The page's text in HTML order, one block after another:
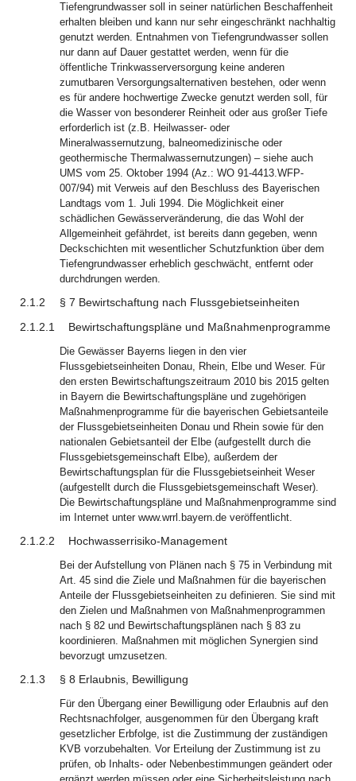
Tiefengrundwasser soll in seiner natürlichen Beschaffenheit
erhalten bleiben und kann nur sehr eingeschränkt nachhaltig
genutzt werden. Entnahmen von Tiefengrundwasser sollen
nur dann auf Dauer gestattet werden, wenn für die
öffentliche Trinkwasserversorgung keine anderen
zumutbaren Versorgungsalternativen bestehen, oder wenn
es für andere hochwertige Zwecke genutzt werden soll, für
die Wasser von besonderer Reinheit oder aus großer Tiefe
erforderlich ist (z.B. Heilwasser- oder
Mineralwassernutzung, balneomedizinische oder
geothermische Thermalwassernutzungen) – siehe auch
UMS vom 25. Oktober 1994 (Az.: WO 91-4413.WFP-
007/94) mit Verweis auf den Beschluss des Bayerischen
Landtags vom 1. Juli 1994. Die Möglichkeit einer
schädlichen Gewässerveränderung, die das Wohl der
Allgemeinheit gefährdet, ist bereits dann gegeben, wenn
Deckschichten mit wesentlicher Schutzfunktion über dem
Tiefengrundwasser erheblich geschwächt, entfernt oder
durchdrungen werden.
2.1.2
§ 7 Bewirtschaftung nach Flussgebietseinheiten
2.1.2.1
Bewirtschaftungspläne und Maßnahmenprogramme
Die Gewässer Bayerns liegen in den vier
Flussgebietseinheiten Donau, Rhein, Elbe und Weser. Für
den ersten Bewirtschaftungszeitraum 2010 bis 2015 gelten
in Bayern die Bewirtschaftungspläne und zugehörigen
Maßnahmenprogramme für die bayerischen Gebietsanteile
der Flussgebietseinheiten Donau und Rhein sowie für den
nationalen Gebietsanteil der Elbe (aufgestellt durch die
Flussgebietsgemeinschaft Elbe), außerdem der
Bewirtschaftungsplan für die Flussgebietseinheit Weser
(aufgestellt durch die Flussgebietsgemeinschaft Weser).
Die Bewirtschaftungspläne und Maßnahmenprogramme sind
im Internet unter www.wrrl.bayern.de veröffentlicht.
2.1.2.2 Hochwasserrisiko-Management
Bei der Aufstellung von Plänen nach § 75 in Verbindung mit
Art. 45 sind die Ziele und Maßnahmen für die bayerischen
Anteile der Flussgebietseinheiten zu definieren. Sie sind mit
den Zielen und Maßnahmen von Maßnahmenprogrammen
nach § 82 und Bewirtschaftungsplänen nach § 83 zu
koordinieren. Maßnahmen mit möglichen Synergien sind
bevorzugt umzusetzen.
2.1.3 § 8 Erlaubnis, Bewilligung
Für den Übergang einer Bewilligung oder Erlaubnis auf den
Rechtsnachfolger, ausgenommen für den Übergang kraft
gesetzlicher Erbfolge, ist die Zustimmung der zuständigen
KVB vorzubehalten. Vor Erteilung der Zustimmung ist zu
prüfen, ob Inhalts- oder Nebenbestimmungen geändert oder